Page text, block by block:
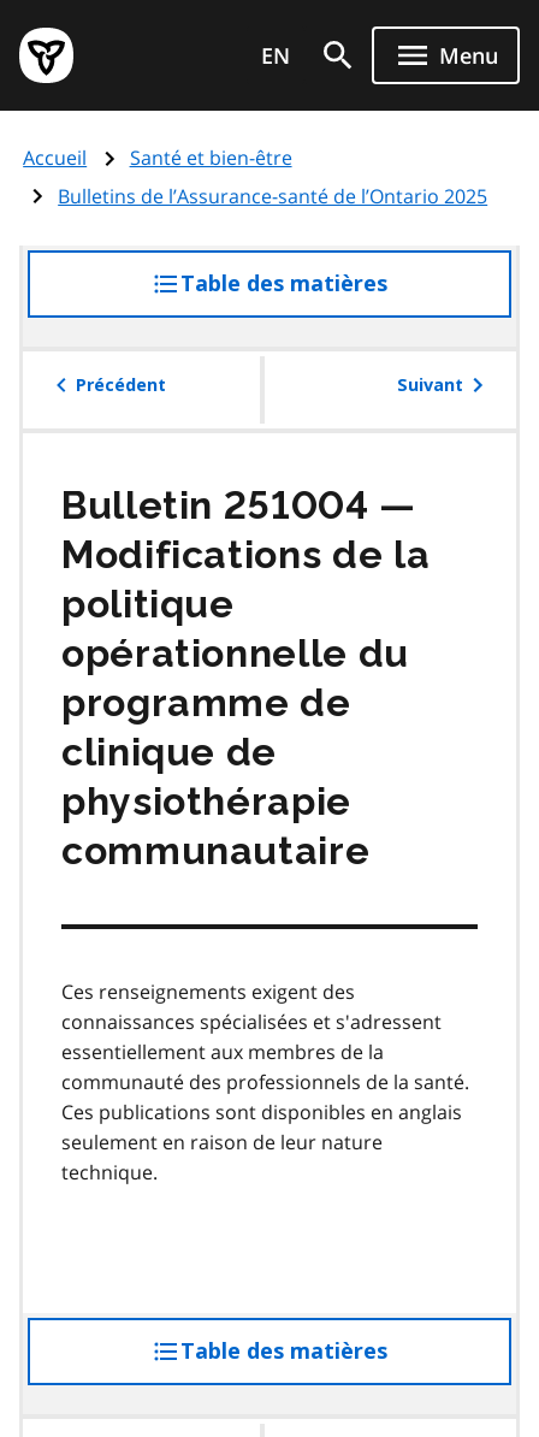
au
contenu
principal
Page
d'accueil
de
l'Ontario
EN Menu
Accueil
Santé et bien-être
Bulletins de l’Assurance-santé de l’Ontario 2025
Table des matières
à
table
Précédent Suivant
Bulletin 251004 —
Modifications de la
politique
opérationnelle du
programme de
clinique de
physiothérapie
communautaire
Ces renseignements exigent des
connaissances spécialisées et s'adressent
essentiellement aux membres de la
communauté des professionnels de la santé.
Ces publications sont disponibles en anglais
seulement en raison de leur nature
technique.
Table des matières
à